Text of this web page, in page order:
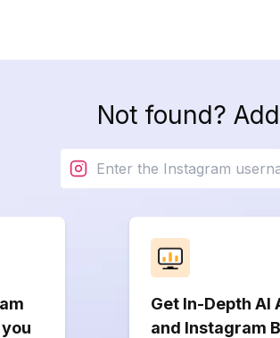
Not found?
Get In-Depth AI
and Instagram